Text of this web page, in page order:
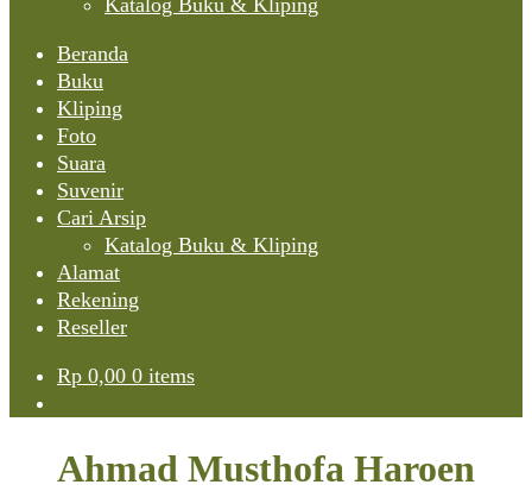
Katalog Buku & Kliping
Beranda
Buku
Kliping
Foto
Suara
Suvenir
Cari Arsip
Katalog Buku & Kliping
Alamat
Rekening
Reseller
Rp 0,00 0 items
Ahmad Musthofa Haroen